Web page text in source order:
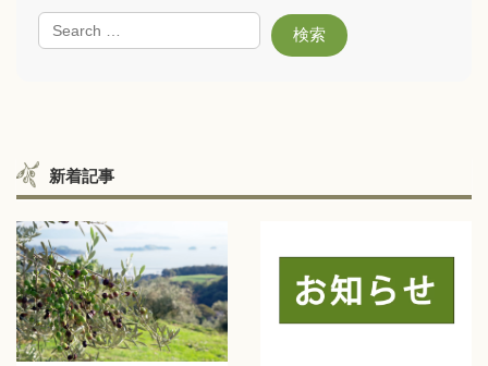
新着記事